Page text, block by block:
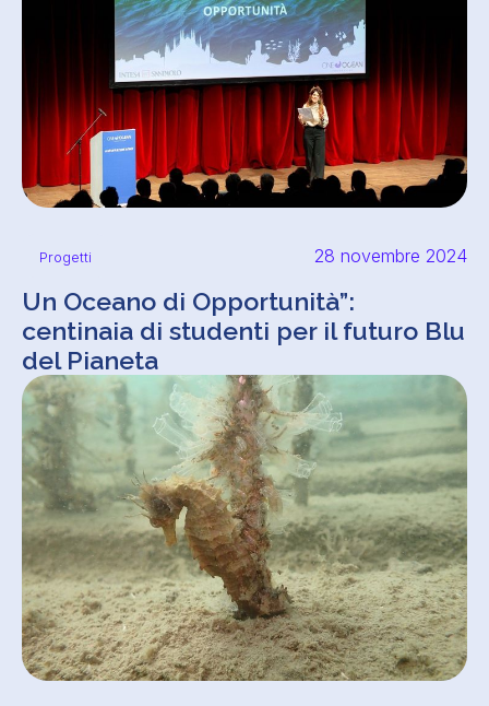
Progetti 28 novembre 2024
Un Oceano di Opportunità”:
centinaia di studenti per il futuro Blu
del Pianeta